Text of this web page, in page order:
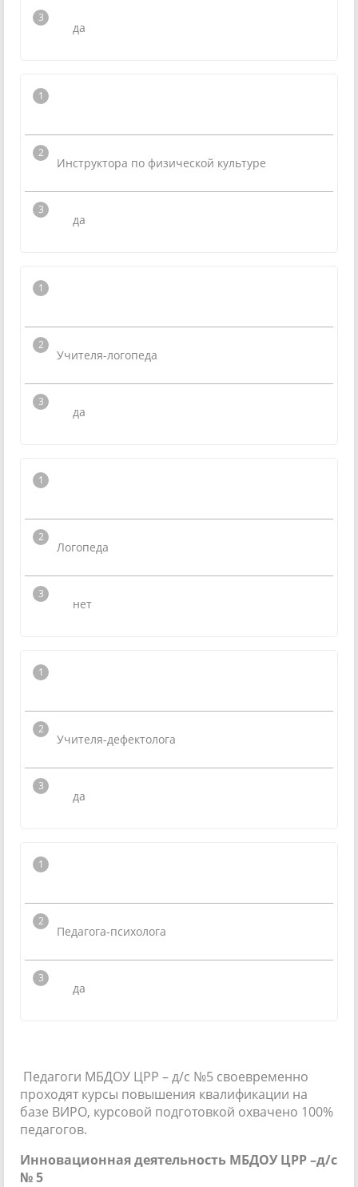
да
Инструктора по физической культуре
да
Учителя-логопеда
да
Логопеда
нет
Учителя-дефектолога
да
Педагога-психолога
да
Педагоги МБДОУ ЦРР – д/с №5 своевременно
проходят курсы повышения квалификации на
базе ВИРО, курсовой подготовкой охвачено 100%
педагогов.
Инновационная деятельность МБДОУ ЦРР –д/с
№ 5